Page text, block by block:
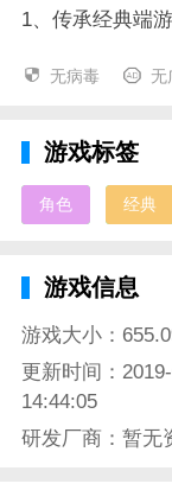
1、传承经典端
2、丰富的人物
4、完成各种音
金牌练习生安
舞类的竞技游
的节奏，让你的
极舞王的目标哦!
无病毒 无
游戏标签
角色 经典
游戏信息
游戏大小：
更新时间：
14:44:05
研发厂商：暂无